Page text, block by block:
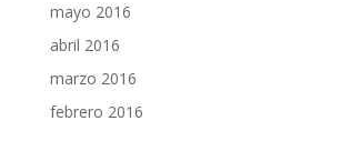
mayo 2016
abril 2016
marzo 2016
febrero 2016